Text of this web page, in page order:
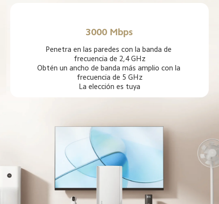
3000 Mbps
Penetra en las paredes con la banda de
frecuencia de 2,4 GHz
Obtén un ancho de banda más amplio con la
frecuencia de 5 GHz
La elección es tuya